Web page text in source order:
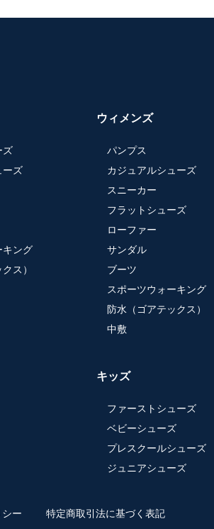
ズ
ーズ
キング
ス）
ウィメンズ
パンプス
カジュアルシューズ
スニーカー
フラットシューズ
ローファー
サンダル
ブーツ
スポーツウォーキング
防水（ゴアテックス）
中敷
キッズ
ファーストシューズ
ベビーシューズ
プレスクールシューズ
ジュニアシューズ
ー 特定商取引法に基づく表記